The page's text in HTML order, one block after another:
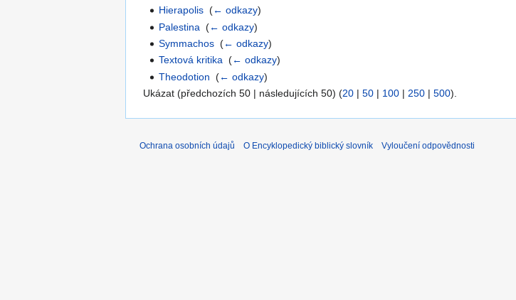
Hierapolis ‎(← odkazy)
Palestina ‎(← odkazy)
Symmachos ‎(← odkazy)
Textová kritika ‎(← odkazy)
Theodotion ‎(← odkazy)
Ukázat (předchozích 50 | následujících 50) (20 | 50 | 100 | 250 | 500).
Ochrana osobních údajů O Encyklopedický biblický slovník Vyloučení odpovědnosti